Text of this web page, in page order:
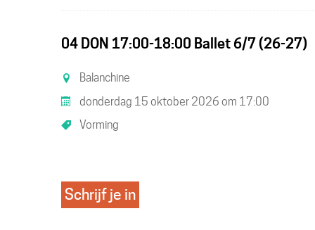
04 DON 17:00-18:00 Ballet 6/7 (26-27)
Balanchine
donderdag 15 oktober 2026 om 17:00
Vorming
Schrijf je in